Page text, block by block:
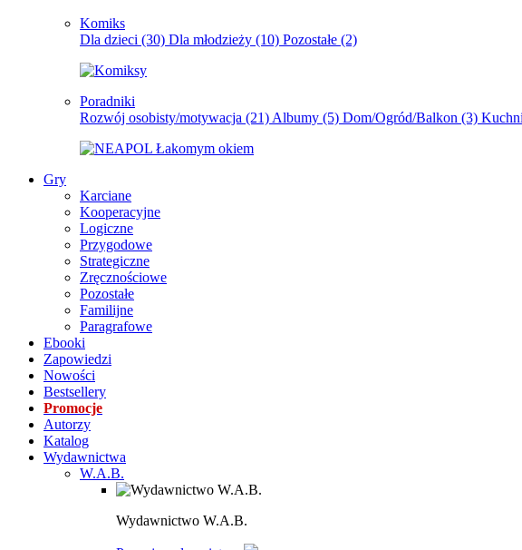
Komiks
Dla dzieci (30) Dla młodzieży (10) Pozostałe (2)
Poradniki
Rozwój osobisty/motywacja (21) Albumy (5) Dom/Ogród/Balkon (3)
Gry
Karciane
Kooperacyjne
Logiczne
Przygodowe
Strategiczne
Zręcznościowe
Pozostałe
Familijne
Paragrafowe
Ebooki
Zapowiedzi
Nowości
Bestsellery
Promocje
Autorzy
Katalog
Wydawnictwa
W.A.B.
Wydawnictwo W.A.B.